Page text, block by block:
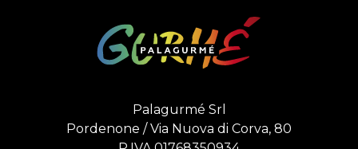
Palagurmé Srl
Pordenone / Via Nuova di Corva, 80